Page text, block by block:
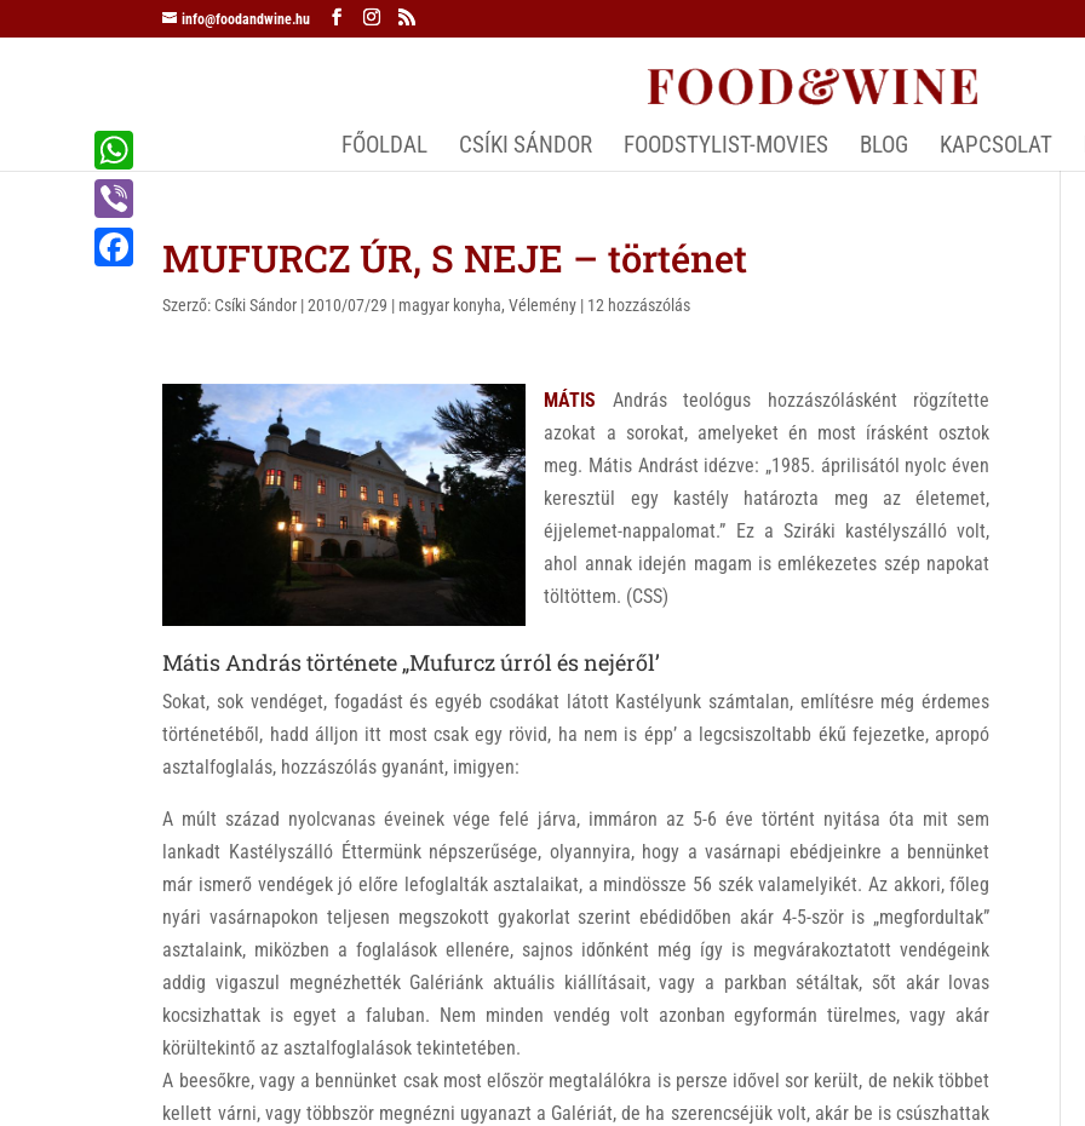
info@foodandwine.hu
FŐOLDAL CSÍKI SÁNDOR FOODSTYLIST-MOVIES BLOG KAPCSOLAT
MUFURCZ ÚR, S NEJE – történet
Szerző: Csíki Sándor |2010/07/29 | magyar konyha,Vélemény | 12 hozzászólás
MÁTIS András teológus hozzászólásként rögzítette
azokat a sorokat, amelyeket én most írásként osztok
meg. Mátis Andrást idézve: „1985. áprilisától nyolc éven
keresztül egy kastély határozta meg az életemet,
éjjelemet-nappalomat.” Ez a Sziráki kastélyszálló volt,
ahol annak idején magam is emlékezetes szép napokat
töltöttem. (CSS)
Mátis András története „Mufurcz úrról és nejéről’
Sokat, sok vendéget, fogadást és egyéb csodákat látott Kastélyunk számtalan, említésre még érdemes
történetéből, hadd álljon itt most csak egy rövid, ha nem is épp’ a legcsiszoltabb ékű fejezetke, apropó
asztalfoglalás, hozzászólás gyanánt, imigyen:
A múlt század nyolcvanas éveinek vége felé járva, immáron az 5-6 éve történt nyitása óta mit sem
lankadt Kastélyszálló Éttermünk népszerűsége, olyannyira, hogy a vasárnapi ebédjeinkre a bennünket
már ismerő vendégek jó előre lefoglalták asztalaikat, a mindössze 56 szék valamelyikét. Az akkori, főleg
nyári vasárnapokon teljesen megszokott gyakorlat szerint ebédidőben akár 4-5-ször is „megfordultak”
asztalaink, miközben a foglalások ellenére, sajnos időnként még így is megvárakoztatott vendégeink
addig vigaszul megnézhették Galériánk aktuális kiállításait, vagy a parkban sétáltak, sőt akár lovas
kocsizhattak is egyet a faluban. Nem minden vendég volt azonban egyformán türelmes, vagy akár
körültekintő az asztalfoglalások tekintetében.
A beesőkre, vagy a bennünket csak most először megtalálókra is persze idővel sor került, de nekik többet
kellett várni, vagy többször megnézni ugyanazt a Galériát, de ha szerencséjük volt, akár be is csúszhattak
W
h
a
V